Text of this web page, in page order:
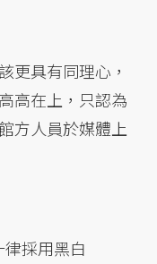
更具有同理心，
高在上，只認為
方人員於媒體上
律採用黑白